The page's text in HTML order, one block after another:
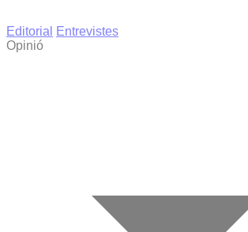
Editorial
Entrevistes
Opinió